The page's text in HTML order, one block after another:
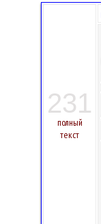
231
полный
текст